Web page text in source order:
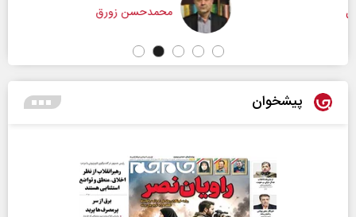
محمدحسن زورق
پیشخوان